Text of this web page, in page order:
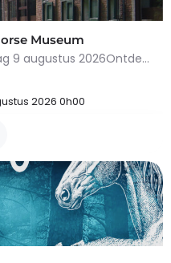
Museum
Zaterdag 8 augustus en zondag 9 augustus 2026Ontdek de fascinerende geschiedenis van het paard in…
2026 0h00